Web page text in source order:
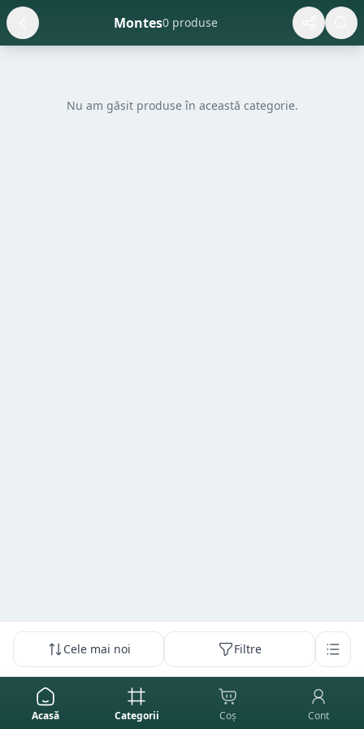
Montes0 produse
Nu am găsit produse în această categorie.
Cele mai noi Filtre
Acasă Categorii Coș Cont